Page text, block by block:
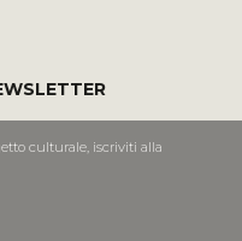
culturale, iscriviti alla